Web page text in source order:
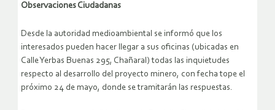
Observaciones Ciudadanas
Desde la autoridad medioambiental se informó que los
interesados pueden hacer llegar a sus oficinas (ubicadas en
Calle Yerbas Buenas 295, Chañaral) todas las inquietudes
respecto al desarrollo del proyecto minero, con fecha tope el
próximo 24 de mayo, donde se tramitarán las respuestas.